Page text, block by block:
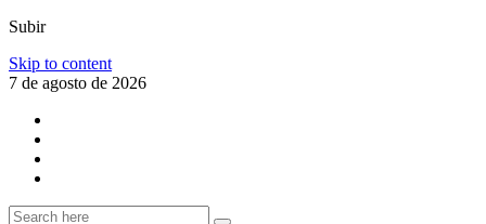
Subir
Skip to content
7 de agosto de 2026